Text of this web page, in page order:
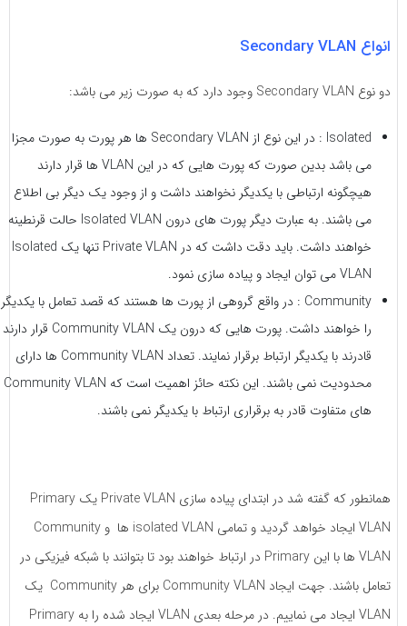
انواع Secondary VLAN
دو نوع Secondary VLAN وجود دارد که به صورت زیر می باشد:
Isolated : در این نوع از Secondary VLAN ها هر پورت به صورت مجزا
می باشد بدین صورت که پورت هایی که در این VLAN ها قرار دارند
هیچگونه ارتباطی با یکدیگر نخواهند داشت و از وجود یک دیگر بی اطلاع
می باشند. به عبارت دیگر پورت های درون Isolated VLAN حالت قرنطینه
خواهند داشت. باید دقت داشت که در Private VLAN تنها یک Isolated
VLAN می توان ایجاد و پیاده سازی نمود.
Community : در واقع گروهی از پورت ها هستند که قصد تعامل با یکدیگر
را خواهند داشت. پورت هایی که درون یک Community VLAN قرار دارند
قادرند با یکدیگر ارتباط برقرار نمایند. تعداد Community VLAN ها دارای
محدودیت نمی باشند. این نکته حائز اهمیت است که Community VLAN
های متفاوت قادر به برقراری ارتباط با یکدیگر نمی باشند.
همانطور که گفته شد در ابتدای پیاده سازی Private VLAN یک Primary
VLAN ایجاد خواهد گردید و تمامی isolated VLAN ها و Community
VLAN ها با این Primary در ارتباط خواهند بود تا بتوانند با شبکه فیزیکی در
تعامل باشند. جهت ایجاد Community VLAN برای هر Community یک
VLAN ایجاد می نماییم. در مرحله بعدی VLAN ایجاد شده را به Primary